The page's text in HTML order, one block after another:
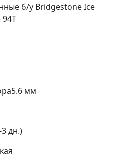
б/у Bridgestone Ice
94T
5.6 мм
дн.)